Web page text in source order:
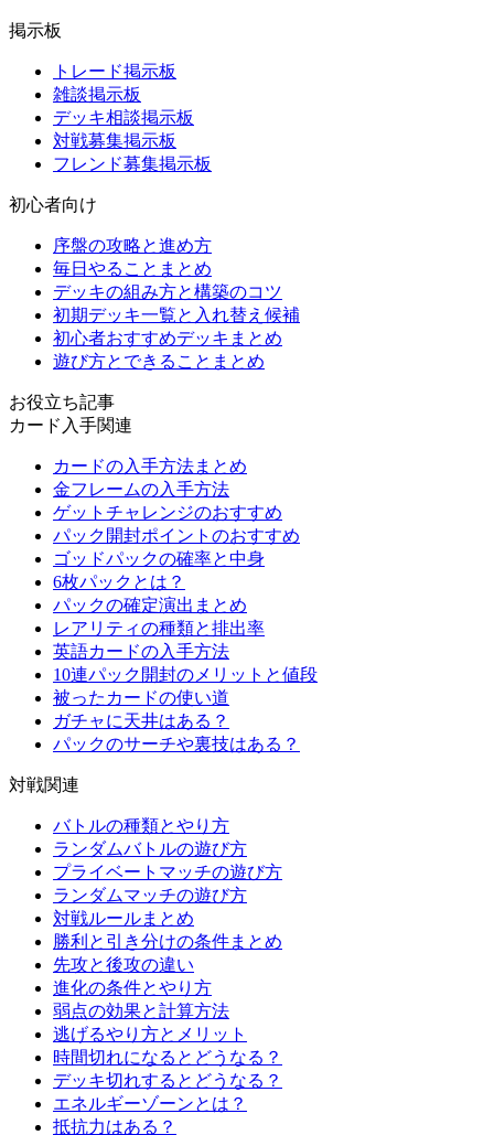
掲示板
トレード掲示板
雑談掲示板
デッキ相談掲示板
対戦募集掲示板
フレンド募集掲示板
初心者向け
序盤の攻略と進め方
毎日やることまとめ
デッキの組み方と構築のコツ
初期デッキ一覧と入れ替え候補
初心者おすすめデッキまとめ
遊び方とできることまとめ
お役立ち記事
カード入手関連
カードの入手方法まとめ
金フレームの入手方法
ゲットチャレンジのおすすめ
パック開封ポイントのおすすめ
ゴッドパックの確率と中身
6枚パックとは？
パックの確定演出まとめ
レアリティの種類と排出率
英語カードの入手方法
10連パック開封のメリットと値段
被ったカードの使い道
ガチャに天井はある？
パックのサーチや裏技はある？
対戦関連
バトルの種類とやり方
ランダムバトルの遊び方
プライベートマッチの遊び方
ランダムマッチの遊び方
対戦ルールまとめ
勝利と引き分けの条件まとめ
先攻と後攻の違い
進化の条件とやり方
弱点の効果と計算方法
逃げるやり方とメリット
時間切れになるとどうなる？
デッキ切れするとどうなる？
エネルギーゾーンとは？
抵抗力はある？